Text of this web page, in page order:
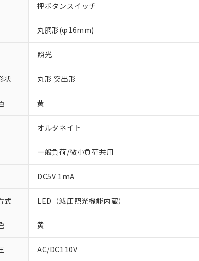
押ボタンスイッチ
丸胴形(φ16mm)
照光
状 丸形 突出形
黄
オルタネイト
一般負荷/微小負荷共用
DC5V 1mA
式 LED（減圧照光機能内蔵）
黄
AC/DC110V